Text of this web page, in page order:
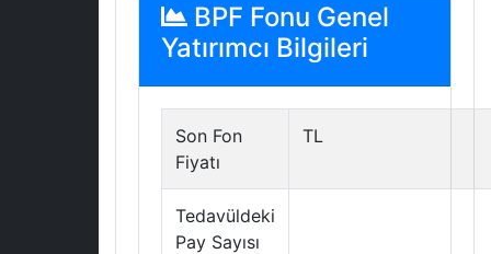
BPF Fonu Genel
Yatırımcı Bilgileri
Son Fon
Fiyatı
TL
Tedavüldeki
Pay Sayısı